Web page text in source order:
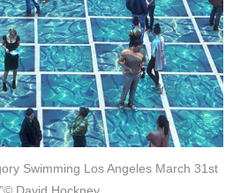
Swimming Los Angeles March 31st